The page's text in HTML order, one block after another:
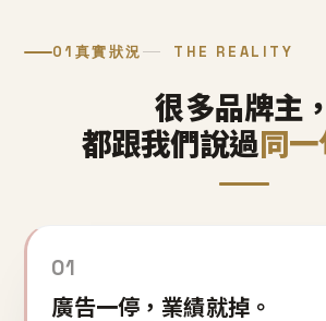
01 真實狀況 THE REALITY
很多品牌主，
都跟我們說過同一
01
廣告一停，業績就掉。